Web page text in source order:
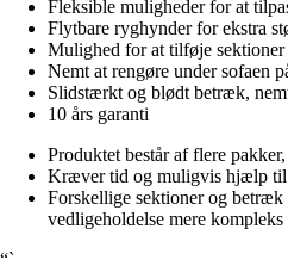
Fleksible muligheder for at
Flytbare ryghynder for ekstra
Mulighed for at tilføje sektioner
Nemt at rengøre under sofaen
Slidstærkt og blødt betræk,
10 års garanti
Produktet består af flere
Kræver tid og muligvis hjælp til
Forskellige sektioner og betræk
vedligeholdelse mere kompleks
“`